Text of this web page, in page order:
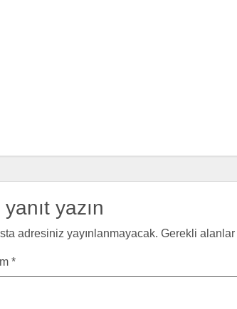
yanıt yazın
adresiniz yayınlanmayacak. Gerekli alanlar
*